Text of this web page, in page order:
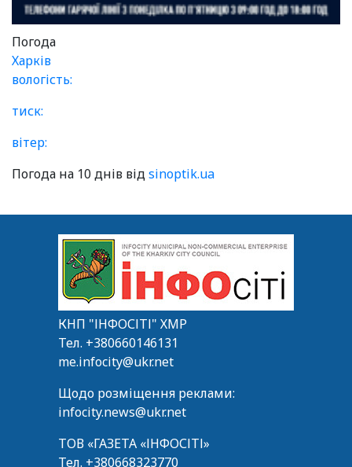
Погода
Харків
вологість:
тиск:
вітер:
Погода на 10 днів відsinoptik.ua
КНП "ІНФОСІТІ" ХМР
Тел. +380660146131
me.infocity@ukr.net
Щодо розміщення реклами:
infocity.news@ukr.net
ТОВ «ГАЗЕТА «ІНФОСІТІ»
Тел. +380668323770